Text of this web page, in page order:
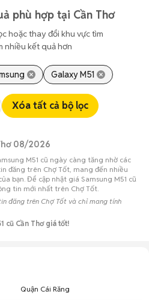
phù hợp tại Cần Thơ
hoặc thay đổi khu vực tìm
nhiều kết quả hơn
Galaxy M51
Xóa tất cả bộ lọc
08/2026
M51 cũ ngày càng tăng nhờ các
đăng trên Chợ Tốt, mang đến nhiều
bạn. Để cập nhật giá Samsung M51 cũ
tin mới nhất trên Chợ Tốt.
đăng trên Chợ Tốt và chỉ mang tính
cũ Cần Thơ giá tốt!
Quận Cái Răng